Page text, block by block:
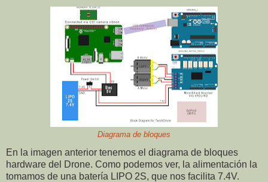
Diagrama de bloques
En la imagen anterior tenemos el diagrama de bloques
hardware del Drone. Como podemos ver, la alimentación la
tomamos de una batería LIPO 2S, que nos facilita 7.4V.